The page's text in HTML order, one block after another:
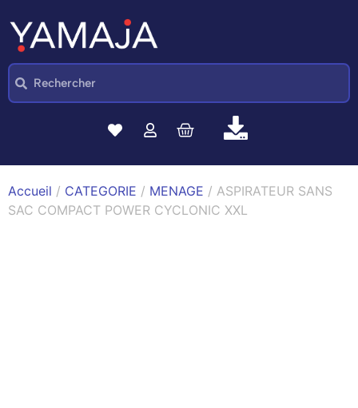
Accueil / CATEGORIE / MENAGE / ASPIRATEUR SANS
SAC COMPACT POWER CYCLONIC XXL